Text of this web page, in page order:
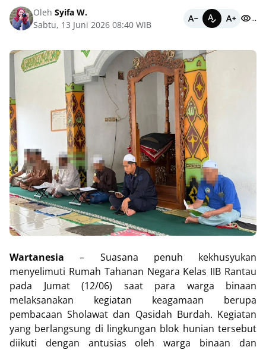
Oleh Syifa W.
Sabtu, 13 Juni 2026 08:40 WIB
...
Wartanesia– Suasana penuh kekhusyukan
menyelimuti Rumah Tahanan Negara Kelas IIB Rantau
pada Jumat (12/06) saat para warga binaan
melaksanakan kegiatan keagamaan berupa
pembacaan Sholawat dan Qasidah Burdah. Kegiatan
yang berlangsung di lingkungan blok hunian tersebut
diikuti dengan antusias oleh warga binaan dan